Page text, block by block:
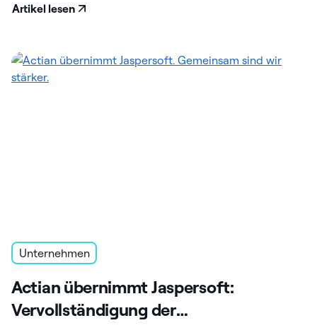
Artikel lesen
Unternehmen
Actian übernimmt Jaspersoft:
Vervollständigung der